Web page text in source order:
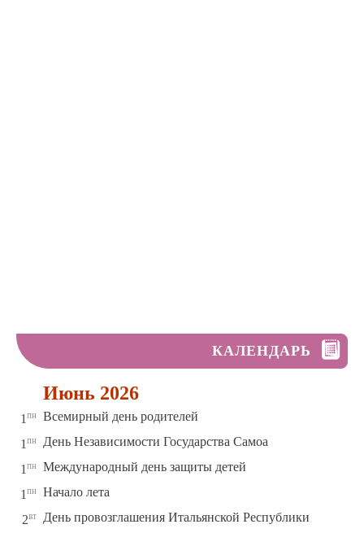
КАЛЕНДАРЬ
Июнь 2026
1 пн Всемирный день родителей
1 пн День Независимости Государства Самоа
1 пн Международный день защиты детей
1 пн Начало лета
2вт День провозглашения Итальянской Республики